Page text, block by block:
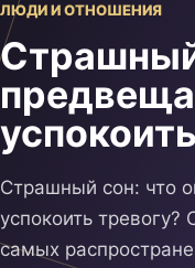
ЛЮДИ И ОТНОШЕНИЯ
Страшный сон: что
успокоить
самых